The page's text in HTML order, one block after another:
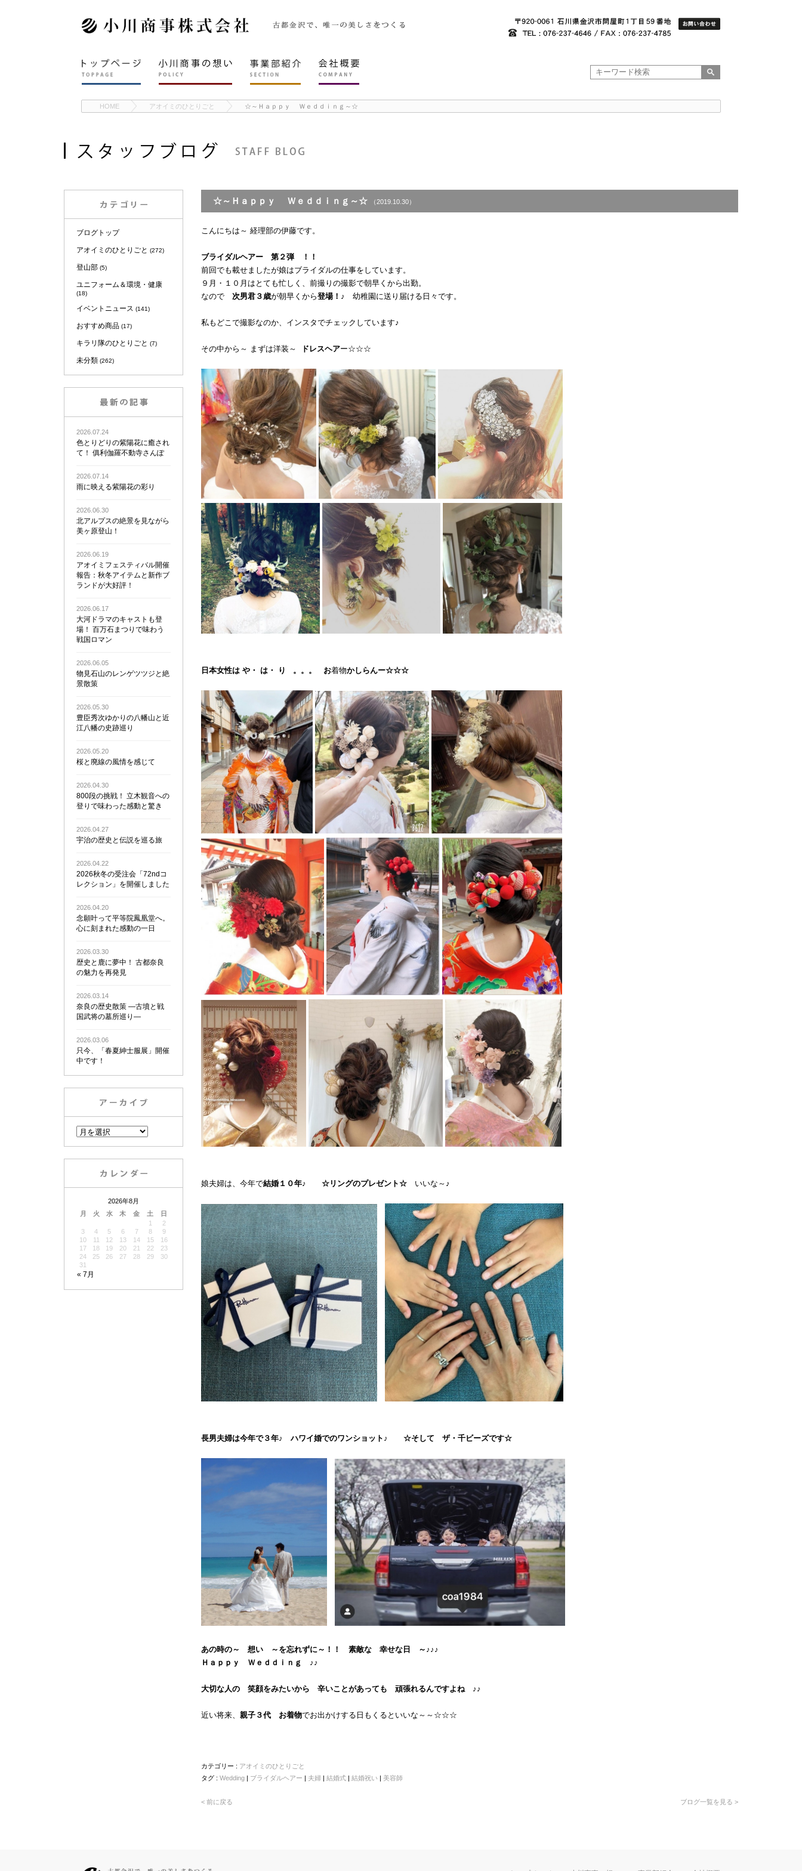
HOME アオイミのひとりごと ☆～Ｈａｐｐｙ Ｗｅｄｄｉｎｇ～☆
ブログトップ
アオイミのひとりごと (272)
登山部 (5)
ユニフォーム＆環境・健康
(18)
イベントニュース (141)
おすすめ商品 (17)
キラリ隊のひとりごと (7)
未分類 (262)
2026.07.24
色とりどりの紫陽花に癒され
て！ 俱利伽羅不動寺さんぽ
2026.07.14
雨に映える紫陽花の彩り
2026.06.30
北アルプスの絶景を見ながら
美ヶ原登山！
2026.06.19
アオイミフェスティバル開催
報告：秋冬アイテムと新作ブ
ランドが大好評！
2026.06.17
大河ドラマのキャストも登
場！ 百万石まつりで味わう
戦国ロマン
2026.06.05
物見石山のレンゲツツジと絶
景散策
2026.05.30
豊臣秀次ゆかりの八幡山と近
江八幡の史跡巡り
2026.05.20
桜と廃線の風情を感じて
2026.04.30
800段の挑戦！ 立木観音への
登りで味わった感動と驚き
2026.04.27
宇治の歴史と伝説を巡る旅
2026.04.22
2026秋冬の受注会「72ndコ
レクション」を開催しました
2026.04.20
念願叶って平等院鳳凰堂へ。
心に刻まれた感動の一日
2026.03.30
歴史と鹿に夢中！ 古都奈良
の魅力を再発見
2026.03.14
奈良の歴史散策 ―古墳と戦
国武将の墓所巡り―
2026.03.06
只今、「春夏紳士服展」開催
中です！
2026年8月
月
火 水 木 金 土 日
« 7月
1
2
3
4 5 6 7 8
9
10
11 12 13 14 15
16
17
18 19 20 21 22
23
24
25 26 27 28 29
30
31
☆～Ｈａｐｐｙ Ｗｅｄｄｉｎｇ～☆ （2019.10.30）
こんにちは～ 経理部の伊藤です。
ブライダルヘアー 第２弾 ！！
前回でも載せましたが娘はブライダルの仕事をしています。
９月・１０月はとても忙しく、前撮りの撮影で朝早くから出勤。
なので 次男君３歳が朝早くから登場！♪ 幼稚園に送り届ける日々です。
私もどこで撮影なのか、インスタでチェックしています♪
その中から～ まずは洋装～ ドレスヘアー☆☆☆
日本女性は や・ は・ り 。。。 お着物かしらんー☆☆☆
娘夫婦は、今年で結婚１０年♪ ☆リングのプレゼント☆ いいな～♪
長男夫婦は今年で３年♪ ハワイ婚でのワンショット♪ ☆そして ザ・千ビーズです☆
あの時の～ 想い ～を忘れずに～！！ 素敵な 幸せな日 ～♪♪♪
Ｈａｐｐｙ Ｗｅｄｄｉｎｇ ♪♪
大切な人の 笑顔をみたいから 辛いことがあっても 頑張れるんですよね ♪♪
近い将来、 親子３代 お着物でお出かけする日もくるといいな～～☆☆☆
カテゴリー : アオイミのひとりごと
タグ : Wedding | ブライダルヘアー | 夫婦 | 結婚式 | 結婚祝い | 美容師
< 前に戻る ブログ一覧を見る >